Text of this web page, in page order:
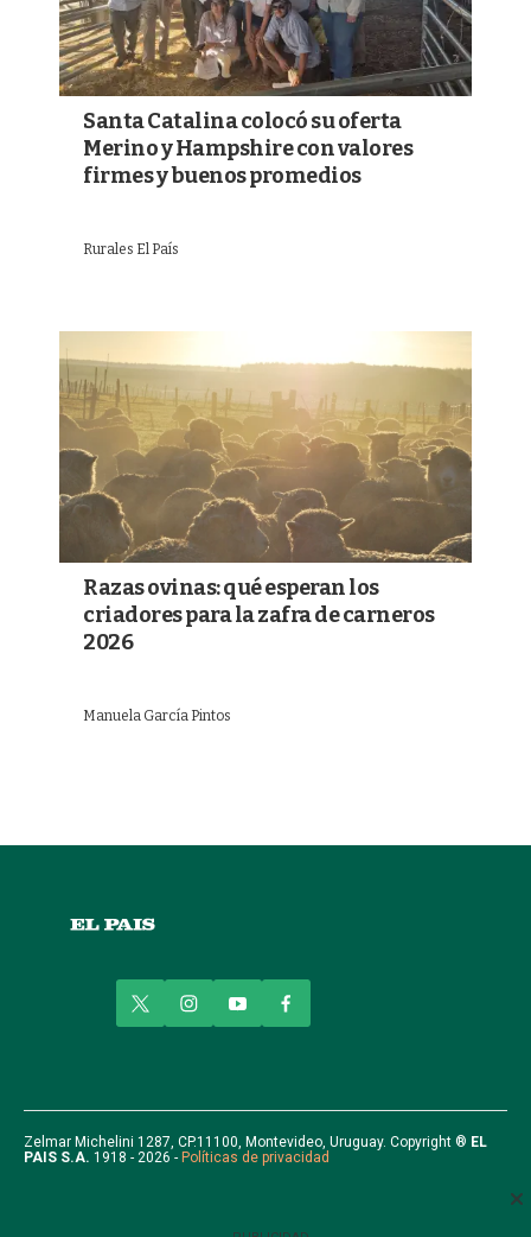
Santa Catalina colocó su oferta
Merino y Hampshire con valores
firmes y buenos promedios
Rurales El País
Razas ovinas: qué esperan los
criadores para la zafra de carneros
2026
Manuela García Pintos
w
e
r
i
n
g
r
a
y
o
b
e
a
o
o
k
Zelmar Michelini 1287, CP.11100, Montevideo, Uruguay. Copyright ® EL
PAIS S.A. 1918 - 2026 - Políticas de privacidad